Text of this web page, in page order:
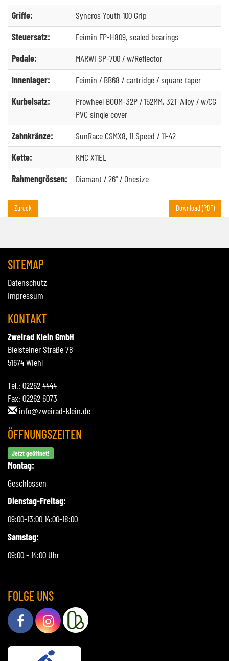
Griffe:
Syncros Youth 100 Grip
Steuersatz:
Feimin FP-H809, sealed bearings
Pedale:
MARWI SP-700 / w/Reflector
Innenlager:
Feimin / BB68 / cartridge / square taper
Kurbelsatz:
Prowheel BOOM-32P / 152MM, 32T Alloy / w/CG
PVC single cover
Zahnkränze:
SunRace CSMX8, 11 Speed / 11-42
Kette:
KMC X11EL
Rahmengrössen:
Diamant / 26" / Onesize
Zurück Download (PDF)
SITEMAP
Datenschutz
Impressum
KONTAKT
Zweirad Klein GmbH
Bielsteiner Straße 78
51674 Wiehl
Tel.: 02262 4444
Fax: 02262 6073
info@zweirad-klein.de
ÖFFNUNGSZEITEN
Jetzt geöffnet!
Montag:
Geschlossen
Dienstag-Freitag:
09:00-13:00 14:00-18:00
Samstag:
09:00 - 14:00 Uhr
FOLGE UNS